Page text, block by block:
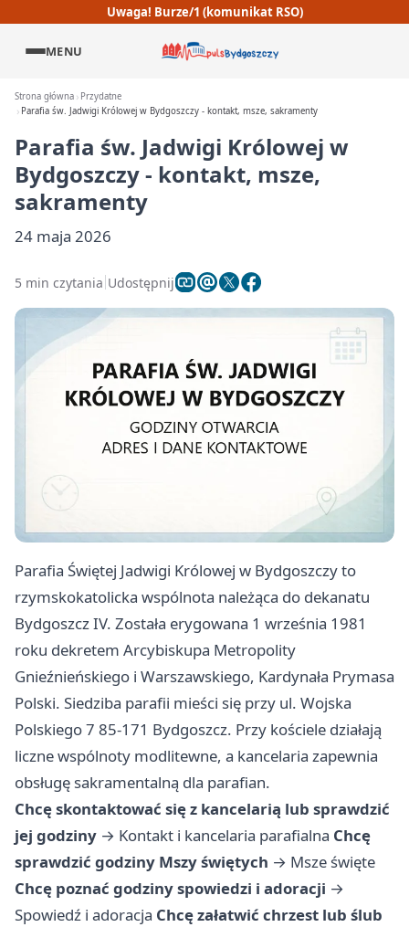
Uwaga! Burze/1 (komunikat RSO)
MENU
Strona główna
Przydatne
Parafia św. Jadwigi Królowej w Bydgoszczy - kontakt, msze, sakramenty
Parafia św. Jadwigi Królowej w
Bydgoszczy - kontakt, msze,
sakramenty
24 maja 2026
5 min czytania Udostępnij
Parafia Świętej Jadwigi Królowej w Bydgoszczy to
rzymskokatolicka wspólnota należąca do dekanatu
Bydgoszcz IV. Została erygowana 1 września 1981
roku dekretem Arcybiskupa Metropolity
Gnieźnieńskiego i Warszawskiego, Kardynała Prymasa
Polski. Siedziba parafii mieści się przy ul. Wojska
Polskiego 7 85-171 Bydgoszcz. Przy kościele działają
liczne wspólnoty modlitewne, a kancelaria zapewnia
obsługę sakramentalną dla parafian.
Chcę skontaktować się z kancelarią lub sprawdzić
jej godziny → Kontakt i kancelaria parafialna Chcę
sprawdzić godziny Mszy świętych → Msze święte
Chcę poznać godziny spowiedzi i adoracji →
Spowiedź i adoracja Chcę załatwić chrzest lub ślub